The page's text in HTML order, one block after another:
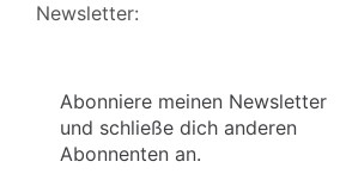
Newsletter:
Abonniere meinen Newsletter
und schließe dich anderen
Abonnenten an.